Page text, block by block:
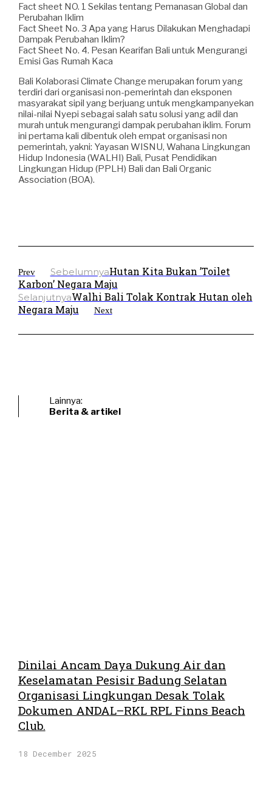
Fact sheet NO. 1 Sekilas tentang Pemanasan Global dan
Perubahan Iklim
Fact Sheet No. 3 Apa yang Harus Dilakukan Menghadapi
Dampak Perubahan Iklim?
Fact Sheet No. 4. Pesan Kearifan Bali untuk Mengurangi
Emisi Gas Rumah Kaca
Bali Kolaborasi Climate Change merupakan forum yang
terdiri dari organisasi non-pemerintah dan eksponen
masyarakat sipil yang berjuang untuk mengkampanyekan
nilai-nilai Nyepi sebagai salah satu solusi yang adil dan
murah untuk mengurangi dampak perubahan iklim. Forum
ini pertama kali dibentuk oleh empat organisasi non
pemerintah, yakni: Yayasan WISNU, Wahana Lingkungan
Hidup Indonesia (WALHI) Bali, Pusat Pendidikan
Lingkungan Hidup (PPLH) Bali dan Bali Organic
Association (BOA).
Prev SebelumnyaHutan Kita Bukan ’Toilet
Karbon’ Negara Maju
SelanjutnyaWalhi Bali Tolak Kontrak Hutan oleh
Negara Maju
Next
Lainnya:
Berita & artikel
Dinilai Ancam Daya Dukung Air dan
Keselamatan Pesisir Badung Selatan
Organisasi Lingkungan Desak Tolak
Dokumen ANDAL–RKL RPL Finns Beach
Club.
18 December 2025